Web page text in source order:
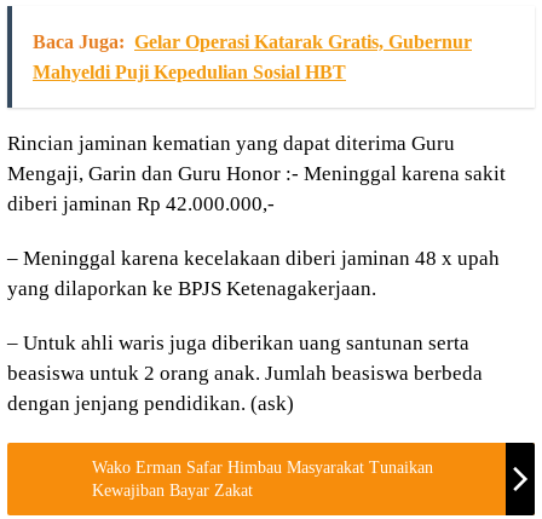
Baca Juga: Gelar Operasi Katarak Gratis, Gubernur
Mahyeldi Puji Kepedulian Sosial HBT
Rincian jaminan kematian yang dapat diterima Guru
Mengaji, Garin dan Guru Honor :- Meninggal karena sakit
diberi jaminan Rp 42.000.000,-
– Meninggal karena kecelakaan diberi jaminan 48 x upah
yang dilaporkan ke BPJS Ketenagakerjaan.
– Untuk ahli waris juga diberikan uang santunan serta
beasiswa untuk 2 orang anak. Jumlah beasiswa berbeda
dengan jenjang pendidikan. (ask)
Wako Erman Safar Himbau Masyarakat Tunaikan
Kewajiban Bayar Zakat